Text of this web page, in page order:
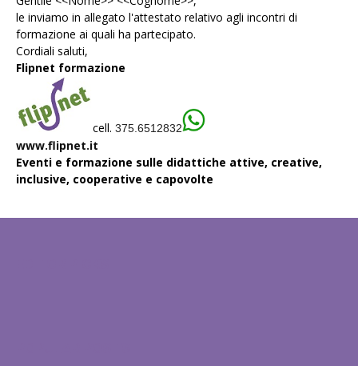
le inviamo in allegato l'attestato relativo agli incontri di
formazione ai quali ha partecipato.
Cordiali saluti,
Flipnet formazione
cell. 375.6512832
www.flipnet.it
Eventi e formazione sulle didattiche attive, creative,
inclusive, cooperative e capovolte